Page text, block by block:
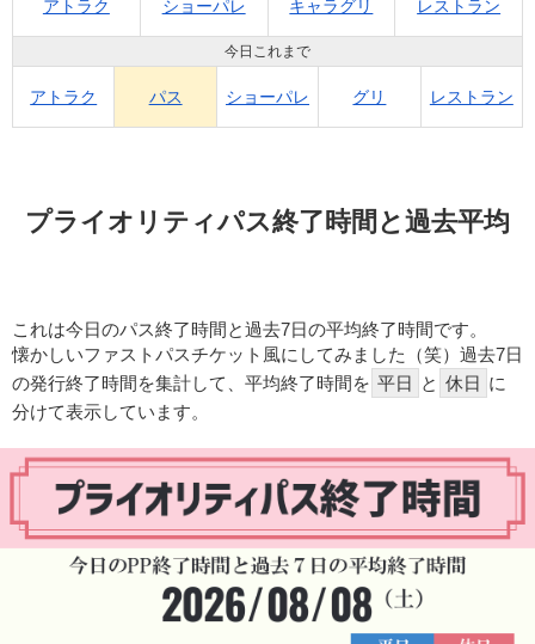
アトラク ショーパレ キャラグリ レストラン
今日これまで
アトラク パス ショーパレ グリ レストラン
プライオリティパス終了時間と過去平均
これは今日のパス終了時間と過去7日の平均終了時間です。
懐かしいファストパスチケット風にしてみました（笑）過去7日
の発行終了時間を集計して、平均終了時間を 平日 と 休日 に
分けて表示しています。